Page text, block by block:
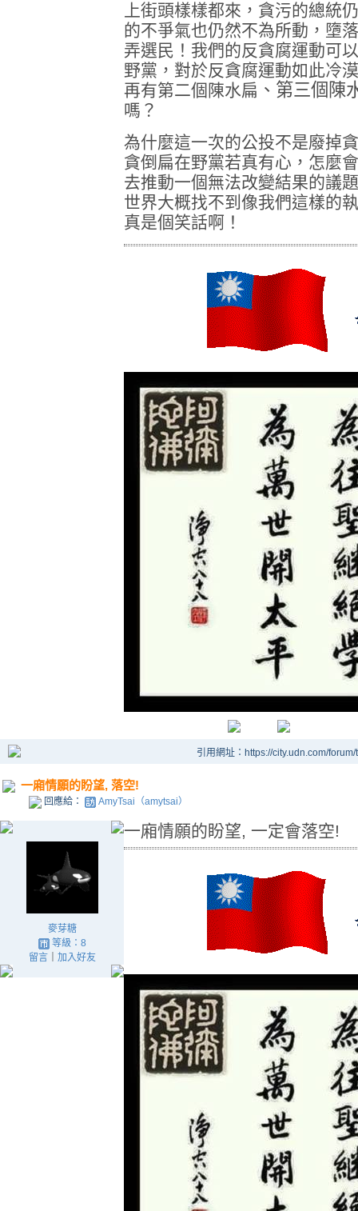
上街頭樣樣都來，貪污的總統
的不爭氣也仍然不為所動，墮
弄選民！我們的反貪腐運動可
野黨，對於反貪腐運動如此冷
再有第二個陳水扁 、第三個陳
嗎？
為什麼這一次的公投不是廢掉
貪倒扁在野黨若真有心，怎麼
去推動一個無法改變結果的議
世界大概找不到像我們這樣的
真是個笑話啊！
引用網址：https://city.udn.com/
一廂情願的盼望, 落空!
回應給： AmyTsai（amytsai）
麥芽糖
等級：8
留言｜ 加入好友
一廂情願的盼望, 一定會落空!